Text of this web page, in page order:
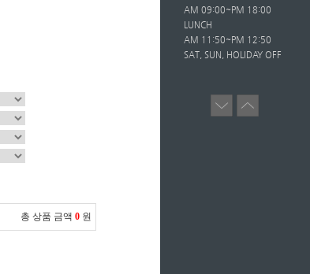
총 상품 금액 0 원
AM 09:00~PM 18:00
LUNCH
AM 11:50~PM 12:50
SAT, SUN, HOLIDAY OFF